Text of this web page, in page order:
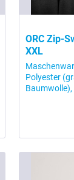
ORC Zip-
XXL
Polyester